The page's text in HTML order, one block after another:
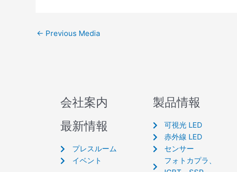
← Previous Media
会社案内
最新情報
プレスルーム
イベント
製品情報
可視光 LED
赤外線 LED
センサー
フォトカプラ、